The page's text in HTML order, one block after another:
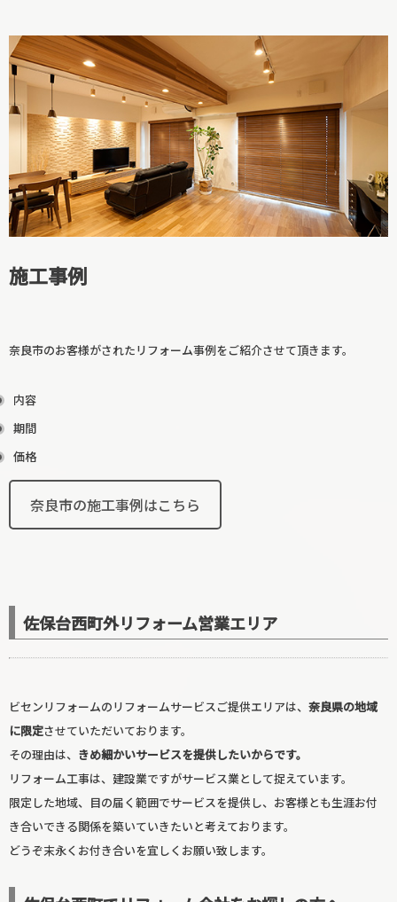
廊下リフォーム
寝室リフォーム
玄関リフォーム
施工事例
奈良市のお客様がされたリフォーム事例をご紹介させて頂きます。
内容
期間
価格
奈良市の施工事例はこちら
佐保台西町外リフォーム営業エリア
ビセンリフォームのリフォームサービスご提供エリアは、 奈良県の地域
に限定させていただいております。
その理由は、 きめ細かいサービスを提供したいからです。
リフォーム工事は、建設業ですがサービス業として捉えています。
限定した地域、目の届く範囲でサービスを提供し、お客様とも生涯お付
き合いできる関係を築いていきたいと考えております。
どうぞ末永くお付き合いを宜しくお願い致します。